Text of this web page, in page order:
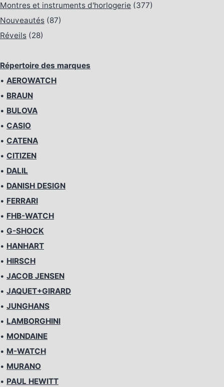
Montres et instruments d'horlogerie (377)
Nouveautés (87)
Réveils (28)
Répertoire des marques
• AEROWATCH
• BRAUN
• BULOVA
• CASIO
• CATENA
• CITIZEN
• DALIL
• DANISH DESIGN
• FERRARI
• FHB-WATCH
• G-SHOCK
• HANHART
• HIRSCH
• JACOB JENSEN
• JAQUET+GIRARD
• JUNGHANS
• LAMBORGHINI
• MONDAINE
• M-WATCH
• MURANO
• PAUL HEWITT